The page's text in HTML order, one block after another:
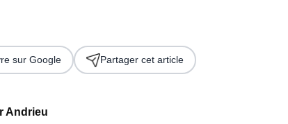
Andrieu
sur Google Partager cet article